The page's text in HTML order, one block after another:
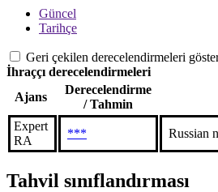
Güncel
Tarihçe
Geri çekilen derecelendirmeleri
İhraççı derecelendirmeleri
Ajans
Derecelendirme
/ Tahmin
Expert
RA
*** Russian
Tahvil sınıflandırması